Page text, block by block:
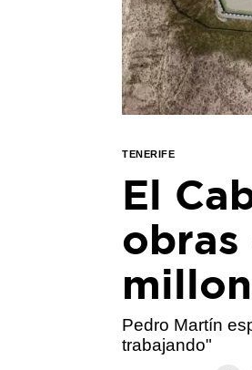
TENERIFE
El
Pedro Martín
trabajando"